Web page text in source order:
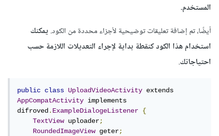
المستخدم.
أيضًا، تم إضافة تعليقات توضيحية لأجزاء محددة من الكود. يمكنك
استخدام هذا الكود كنقطة بداية لإجراء التعديلات اللازمة حسب
احتياجاتك.
public class UploadVideoActivity
AppCompatActivity implements
difroved.ExampleDialogeListener
{
TextView uploader;
RoundedImageView geter;